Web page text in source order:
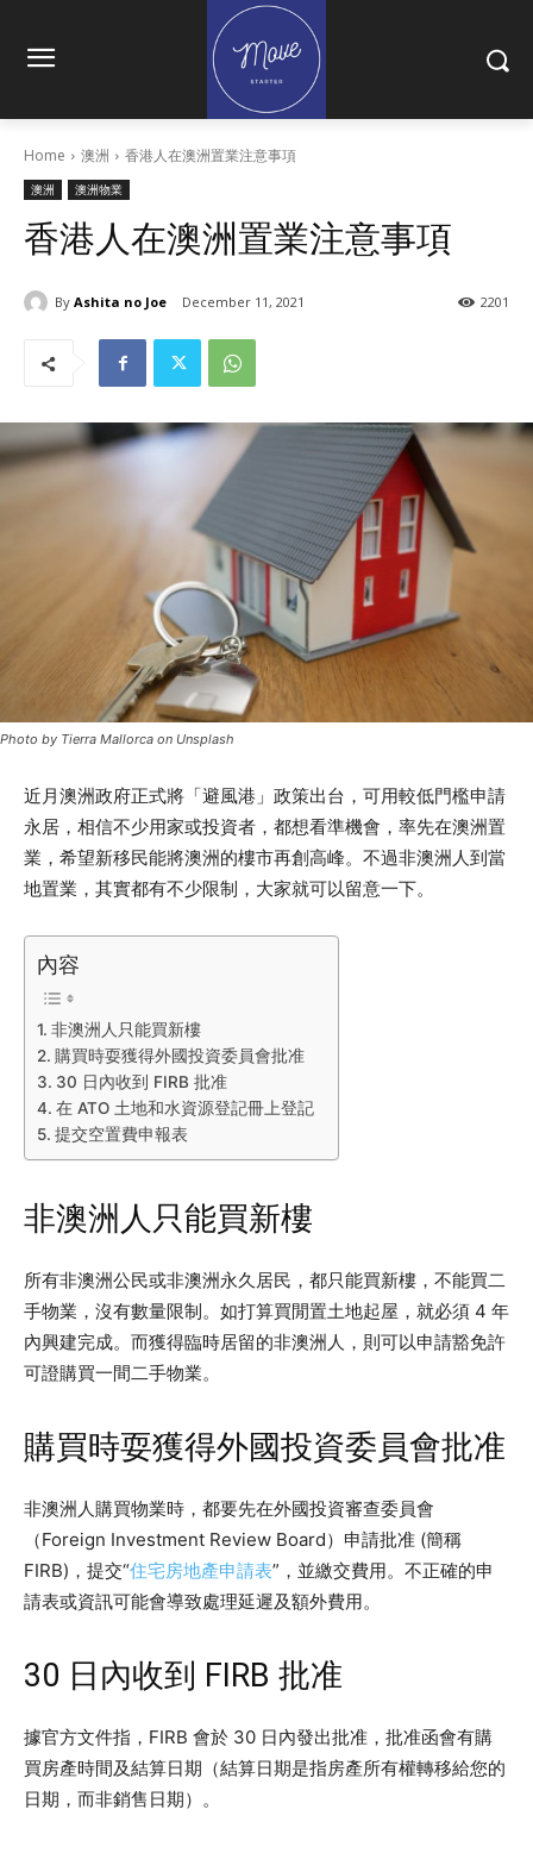
Home 澳洲 香港人在澳洲置業注意事項
澳洲 澳洲物業
香港人在澳洲置業注意事項
By Ashita no Joe December 11, 2021 2201
Photo by Tierra Mallorca on Unsplash
近月澳洲政府正式將「避風港」政策出台，可用較低門檻申請
永居，相信不少用家或投資者，都想看準機會，率先在澳洲置
業，希望新移民能將澳洲的樓市再創高峰。不過非澳洲人到當
地置業，其實都有不少限制，大家就可以留意一下。
內容
非澳洲人只能買新樓
購買時耍獲得外國投資委員會批准
30 日內收到 FIRB 批准
在 ATO 土地和水資源登記冊上登記
提交空置費申報表
非澳洲人只能買新樓
所有非澳洲公民或非澳洲永久居民，都只能買新樓，不能買二
手物業，沒有數量限制。如打算買閒置土地起屋，就必須 4 年
內興建完成。而獲得臨時居留的非澳洲人，則可以申請豁免許
可證購買一間二手物業。
購買時耍獲得外國投資委員會批准
非澳洲人購買物業時，都要先在外國投資審查委員會
（Foreign Investment Review Board）申請批准 (簡稱
FIRB)，提交“住宅房地產申請表”，並繳交費用。不正確的申
請表或資訊可能會導致處理延遲及額外費用。
30 日內收到 FIRB 批准
據官方文件指，FIRB 會於 30 日內發出批准，批准函會有購
買房產時間及結算日期（結算日期是指房產所有權轉移給您的
日期，而非銷售日期）。